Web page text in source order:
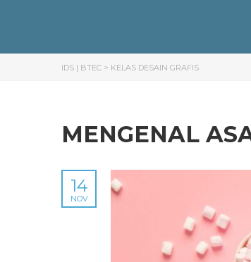
IDS | BTEC > KELAS DESAIN GRAFIS
MENGENAL
14
NOV